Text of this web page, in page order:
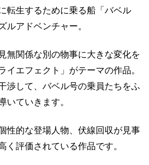
転生するために乗る船「バベル
ルアドベンチャー。
無関係な別の物事に大きな変化を
イエフェクト」がテーマの作品。
渉して、バベル号の乗員たちをふ
いていきます。
性的な登場人物、伏線回収が見事
く評価されている作品です。